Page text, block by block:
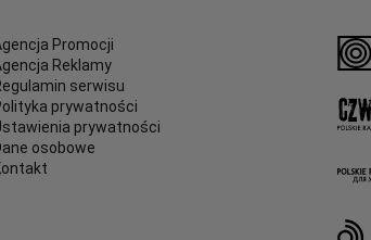
Promocji
Reklamy
serwisu
prywatności
prywatności
osobowe